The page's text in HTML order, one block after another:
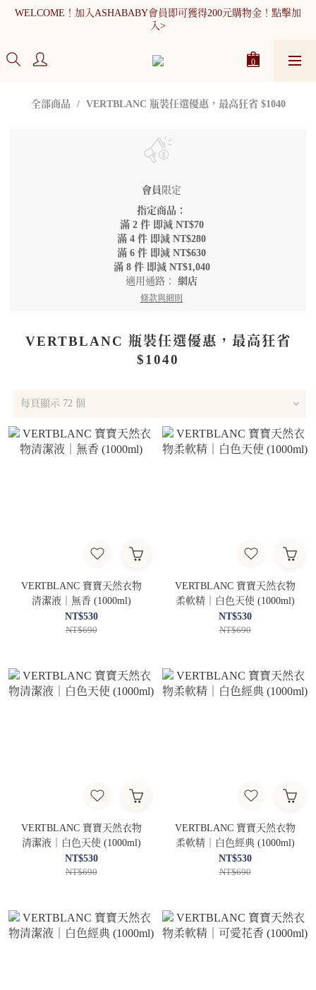
WELCOME！加入ASHABABY會員即可獲得200元購物金！點擊加
入>
WELCOME！加入ASHABABY會員即可獲得200元購物金！點擊加
入>
全館消費滿900元免運
入>
全部商品 VERTBLANC 瓶裝任選優惠，最高狂省 $1040
會員 限定
指定商品：
滿 2 件 即減 NT$70
滿 4 件 即減 NT$280
滿 6 件 即減 NT$630
滿 8 件 即減 NT$1,040
適用通路： 網店
條款與細則
VERTBLANC 瓶裝任選優惠，最高狂省
$1040
每頁顯示 72 個
VERTBLANC 寶寶天然衣物
清潔液｜無香 (1000ml)
NT$530
NT$690
VERTBLANC 寶寶天然衣物
柔軟精｜白色天使 (1000ml)
NT$530
NT$690
VERTBLANC 寶寶天然衣物
清潔液｜白色天使 (1000ml)
NT$530
NT$690
VERTBLANC 寶寶天然衣物
柔軟精｜白色經典 (1000ml)
NT$530
NT$690